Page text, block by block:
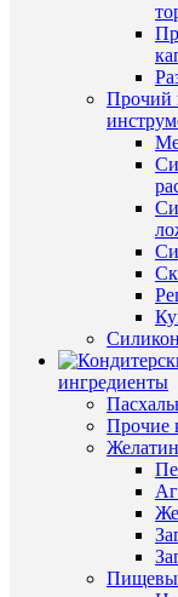
Прочий
ингредиенты
Прочие
Желатин